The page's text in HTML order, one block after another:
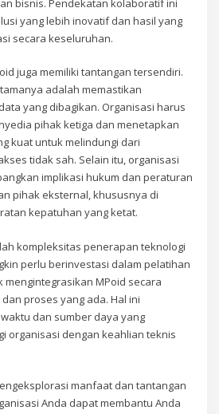
bisnis. Pendekatan kolaboratif ini
yang lebih inovatif dan hasil yang
secara keseluruhan.
juga memiliki tantangan tersendiri.
adalah memastikan
yang dibagikan. Organisasi harus
pihak ketiga dan menetapkan
kuat untuk melindungi dari
tidak sah. Selain itu, organisasi
implikasi hukum dan peraturan
pihak eksternal, khususnya di
kepatuhan yang ketat.
kompleksitas penerapan teknologi
perlu berinvestasi dalam pelatihan
MPoid secara
proses yang ada. Hal ini
dan sumber daya yang
organisasi dengan keahlian teknis
manfaat dan tantangan
Anda dapat membantu Anda